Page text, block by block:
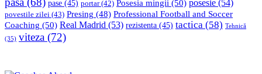
pase (45) portar(42) Posesia mingii (50) posesie (54)
povestile zilei (43) Presing (48) Professional Football and Soccer
Coaching (50) Real Madrid (53) rezistenta (45) tactica (58) Tehnică
(35) viteza (72)